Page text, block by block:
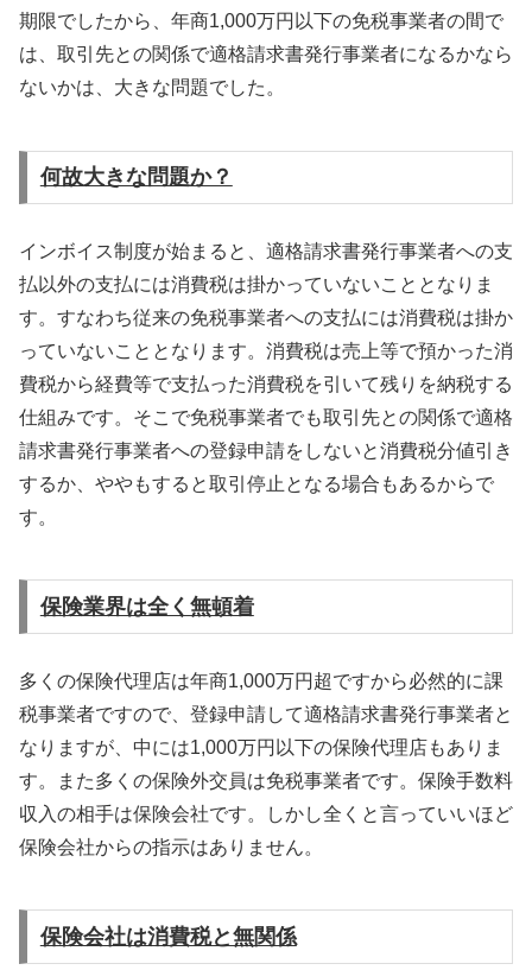
期限でしたから、年商1,000万円以下の免税事業者の間で
は、取引先との関係で適格請求書発行事業者になるかなら
ないかは、大きな問題でした。
何故大きな問題か？
インボイス制度が始まると、適格請求書発行事業者への支
払以外の支払には消費税は掛かっていないこととなりま
す。すなわち従来の免税事業者への支払には消費税は掛か
っていないこととなります。消費税は売上等で預かった消
費税から経費等で支払った消費税を引いて残りを納税する
仕組みです。そこで免税事業者でも取引先との関係で適格
請求書発行事業者への登録申請をしないと消費税分値引き
するか、ややもすると取引停止となる場合もあるからで
す。
保険業界は全く無頓着
多くの保険代理店は年商1,000万円超ですから必然的に課
税事業者ですので、登録申請して適格請求書発行事業者と
なりますが、中には1,000万円以下の保険代理店もありま
す。また多くの保険外交員は免税事業者です。保険手数料
収入の相手は保険会社です。しかし全くと言っていいほど
保険会社からの指示はありません。
保険会社は消費税と無関係